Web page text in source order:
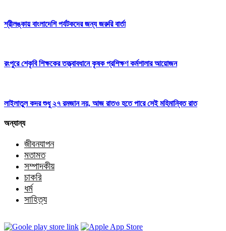
শ্রীলঙ্কায় বাংলাদেশি পর্যটকদের জন্য জরুরি বার্তা
রংপুরে শেকৃবি শিক্ষকের তত্ত্বাবধানে কৃষক প্রশিক্ষণ কর্মশালার আয়োজন
লাইলাতুল কদর শুধু ২৭ রমজান নয়, আজ রাতও হতে পারে সেই মহিমান্বিত রাত
অন্যান্য
জীবনযাপন
মতামত
সম্পাদকীয়
চাকরি
ধর্ম
সাহিত্য